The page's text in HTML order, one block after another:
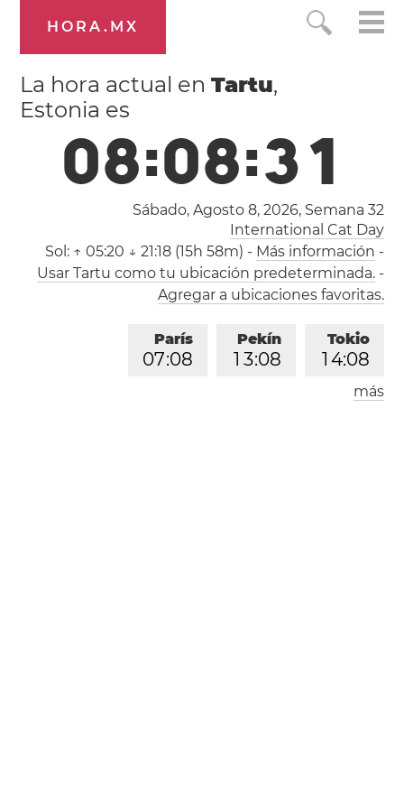
HORA.MX
La hora actual enTartu,
Estonia es
08:08:31
Sábado, Agosto 8, 2026, Semana 32
International Cat Day
Sol: ↑ 05:20 ↓ 21:18 (15h 58m) - Más información -
Usar Tartu como tu ubicación predeterminada.-
Agregar a ubicaciones favoritas.
Tokio
1 4:08
Pekín
1 3:08
París
07:08
Londres
más